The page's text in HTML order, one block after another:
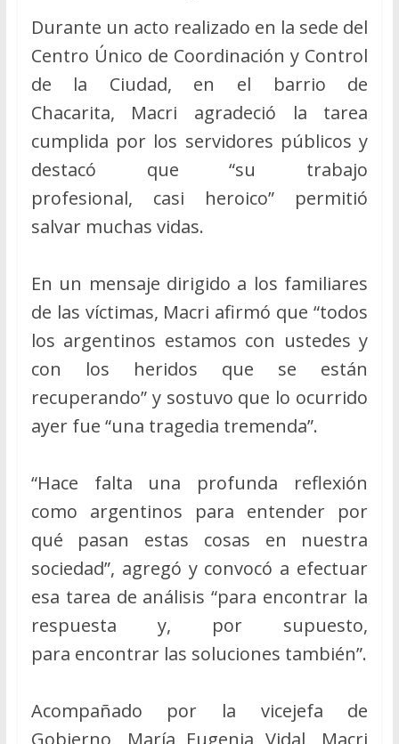
Durante un acto realizado en la sede del
Centro Único de Coordinación y Control
de la Ciudad, en el barrio de
Chacarita, Macri agradeció la tarea
cumplida por los servidores públicos y
destacó que “su trabajo
profesional, casi heroico” permitió
salvar muchas vidas.
En un mensaje dirigido a los familiares
de las víctimas, Macri afirmó que “todos
los argentinos estamos con ustedes y
con los heridos que se están
recuperando” y sostuvo que lo ocurrido
ayer fue “una tragedia tremenda”.
“Hace falta una profunda reflexión
como argentinos para entender por
qué pasan estas cosas en nuestra
sociedad”, agregó y convocó a efectuar
esa tarea de análisis “para encontrar la
respuesta y, por supuesto,
para encontrar las soluciones también”.
Acompañado por la vicejefa de
Gobierno, María Eugenia Vidal, Macri